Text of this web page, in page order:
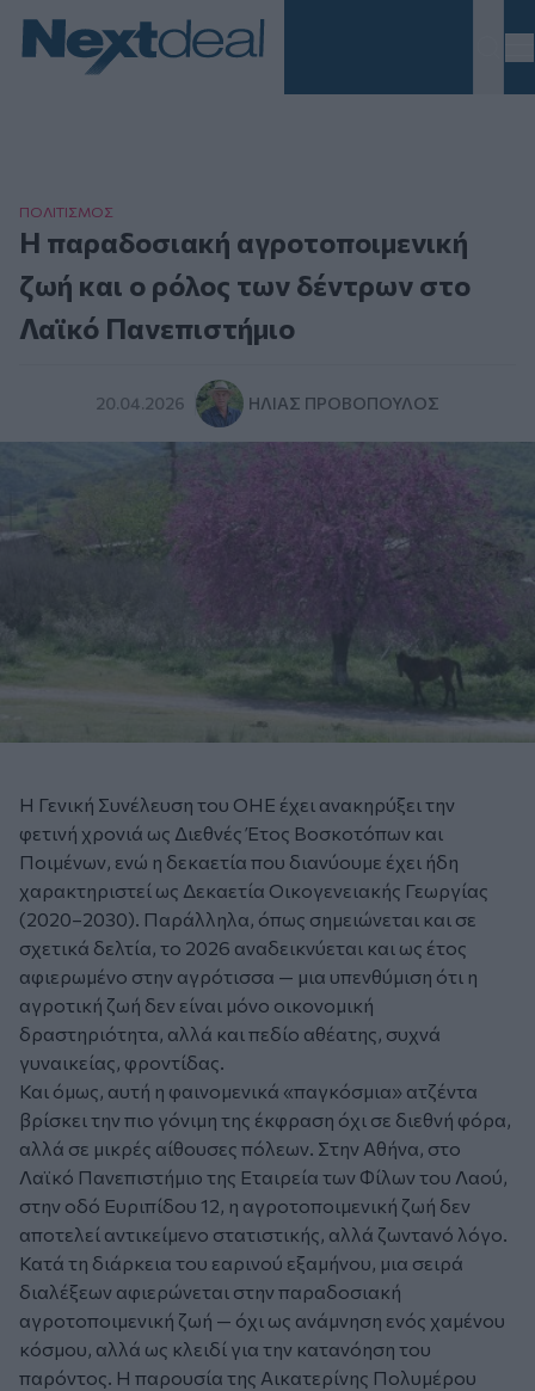
ΠΟΛΙΤΙΣΜΟΣ
Η παραδοσιακή αγροτοποιμενική
ζωή και ο ρόλος των δέντρων στο
Λαϊκό Πανεπιστήμιο
20.04.2026 ΗΛΊΑΣ ΠΡΟΒΌΠΟΥΛΟΣ
Η Γενική Συνέλευση του ΟΗΕ έχει ανακηρύξει την
φετινή χρονιά ως Διεθνές Έτος Βοσκοτόπων και
Ποιμένων, ενώ η δεκαετία που διανύουμε έχει ήδη
χαρακτηριστεί ως Δεκαετία Οικογενειακής Γεωργίας
(2020–2030). Παράλληλα, όπως σημειώνεται και σε
σχετικά δελτία, το 2026 αναδεικνύεται και ως έτος
αφιερωμένο στην αγρότισσα — μια υπενθύμιση ότι η
αγροτική ζωή δεν είναι μόνο οικονομική
δραστηριότητα, αλλά και πεδίο αθέατης, συχνά
γυναικείας, φροντίδας.
Και όμως, αυτή η φαινομενικά «παγκόσμια» ατζέντα
βρίσκει την πιο γόνιμη της έκφραση όχι σε διεθνή φόρα,
αλλά σε μικρές αίθουσες πόλεων. Στην Αθήνα, στο
Λαϊκό Πανεπιστήμιο της Εταιρεία των Φίλων του Λαού,
στην οδό Ευριπίδου 12, η αγροτοποιμενική ζωή δεν
αποτελεί αντικείμενο στατιστικής, αλλά ζωντανό λόγο.
Κατά τη διάρκεια του εαρινού εξαμήνου, μια σειρά
διαλέξεων αφιερώνεται στην παραδοσιακή
αγροτοποιμενική ζωή — όχι ως ανάμνηση ενός χαμένου
κόσμου, αλλά ως κλειδί για την κατανόηση του
παρόντος. Η παρουσία της Αικατερίνης Πολυμέρου